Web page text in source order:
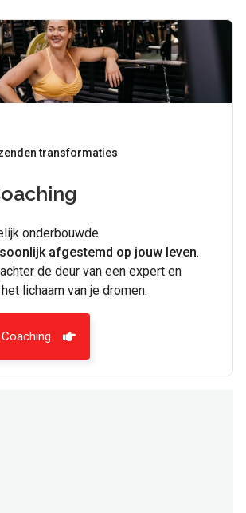
transformaties
onderbouwde
afgestemd op jouw leven.
de deur van een expert en
lichaam van je dromen.